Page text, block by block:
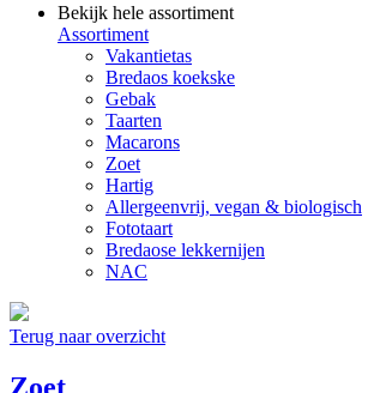
Bekijk hele assortiment
Assortiment
Vakantietas
Bredaos koekske
Gebak
Taarten
Macarons
Zoet
Hartig
Allergeenvrij, vegan & biologisch
Fototaart
Bredaose lekkernijen
NAC
Terug naar overzicht
Zoet